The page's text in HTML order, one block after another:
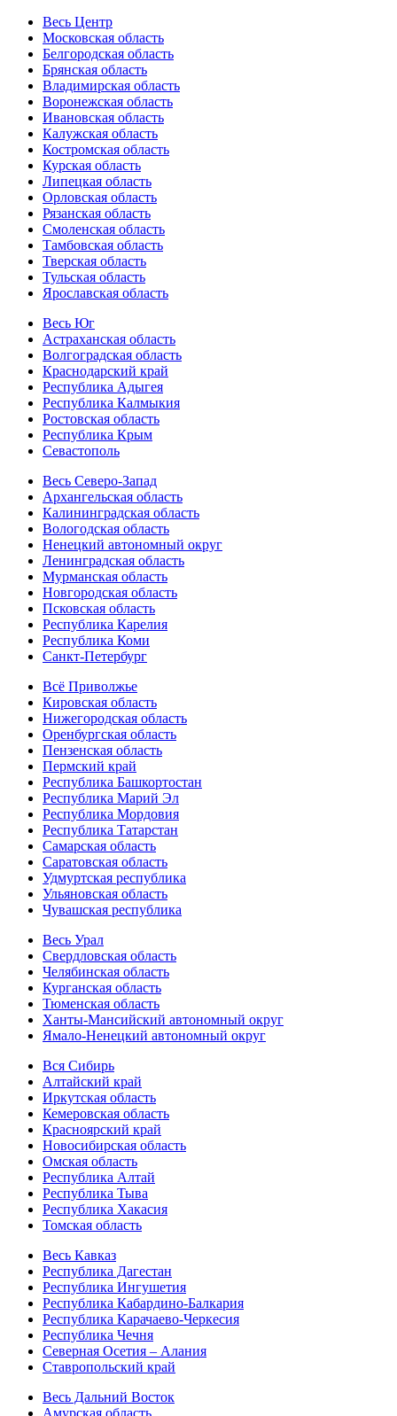
Весь Центр
Московская область
Белгородская область
Брянская область
Владимирская область
Воронежская область
Ивановская область
Калужская область
Костромская область
Курская область
Липецкая область
Орловская область
Рязанская область
Смоленская область
Тамбовская область
Тверская область
Тульская область
Ярославская область
Весь Юг
Астраханская область
Волгоградская область
Краснодарский край
Республика Адыгея
Республика Калмыкия
Ростовская область
Республика Крым
Севастополь
Весь Северо-Запад
Архангельская область
Калининградская область
Вологодская область
Ненецкий автономный округ
Ленинградская область
Мурманская область
Новгородская область
Псковская область
Республика Карелия
Республика Коми
Санкт-Петербург
Всё Приволжье
Кировская область
Нижегородская область
Оренбургская область
Пензенская область
Пермский край
Республика Башкортостан
Республика Марий Эл
Республика Мордовия
Республика Татарстан
Самарская область
Саратовская область
Удмуртская республика
Ульяновская область
Чувашская республика
Весь Урал
Свердловская область
Челябинская область
Курганская область
Тюменская область
Ханты-Мансийский автономный округ
Ямало-Ненецкий автономный округ
Вся Сибирь
Алтайский край
Иркутская область
Кемеровская область
Красноярский край
Новосибирская область
Омская область
Республика Алтай
Республика Тыва
Республика Хакасия
Томская область
Весь Кавказ
Республика Дагестан
Республика Ингушетия
Республика Кабардино-Балкария
Республика Карачаево-Черкесия
Республика Чечня
Северная Осетия – Алания
Ставропольский край
Весь Дальний Восток
Амурская область